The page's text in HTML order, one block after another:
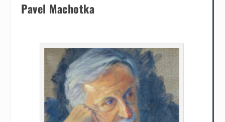
Pavel Machotka